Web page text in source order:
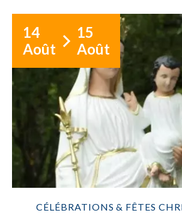
14
Août
15
Août
CÉLÉBRATIONS & FÊTES